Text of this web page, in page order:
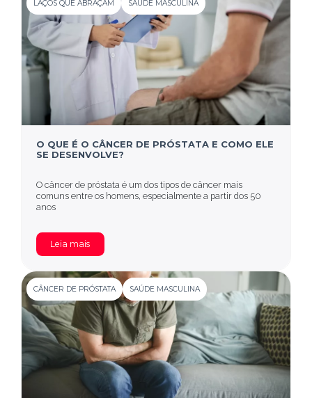
LAÇOS QUE ABRAÇAM SAÚDE MASCULINA
O QUE É O CÂNCER DE PRÓSTATA E COMO ELE
SE DESENVOLVE?
O câncer de próstata é um dos tipos de câncer mais
comuns entre os homens, especialmente a partir dos 50
anos
Leia mais
CÂNCER DE PRÓSTATA SAÚDE MASCULINA